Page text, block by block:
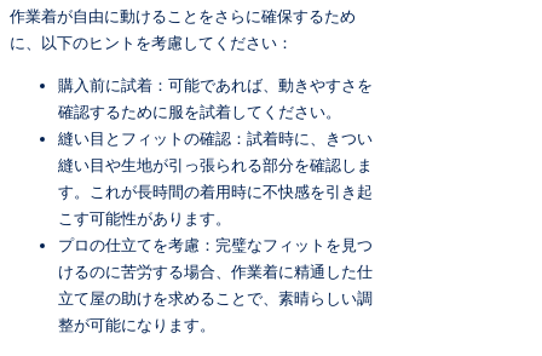
作業着が自由に動けることをさらに確保するため
に、以下のヒントを考慮してください：
購入前に試着：可能であれば、動きやすさを
確認するために服を試着してください。
縫い目とフィットの確認：試着時に、きつい
縫い目や生地が引っ張られる部分を確認しま
す。これが長時間の着用時に不快感を引き起
こす可能性があります。
プロの仕立てを考慮：完璧なフィットを見つ
けるのに苦労する場合、作業着に精通した仕
立て屋の助けを求めることで、素晴らしい調
整が可能になります。